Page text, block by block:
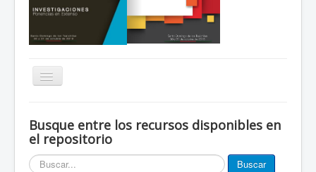
Alternar
Eventos
Miembros de la red
Busque entre los recursos disponibles en
el repositorio
Buscar... Buscar